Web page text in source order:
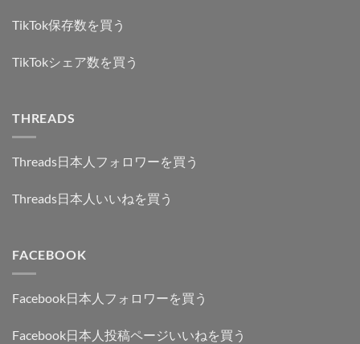
TikTok保存数を買う
TikTokシェア数を買う
THREADS
Threads日本人フォロワーを買う
Threads日本人いいねを買う
FACEBOOK
Facebook日本人フォロワーを買う
Facebook日本人投稿ページいいねを買う